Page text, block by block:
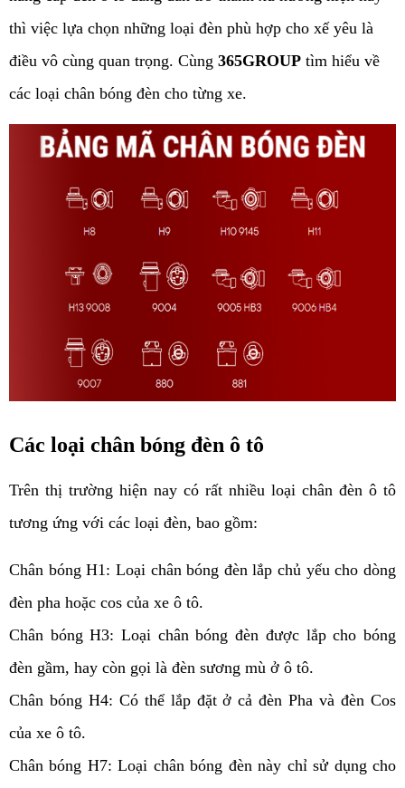
thì việc lựa chọn những loại đèn phù hợp cho xế yêu là
điều vô cùng quan trọng. Cùng 365GROUP tìm hiểu về
các loại chân bóng đèn cho từng xe.
Các loại chân bóng đèn ô tô
Trên thị trường hiện nay có rất nhiều loại chân đèn ô tô
tương ứng với các loại đèn, bao gồm:
Chân bóng H1: Loại chân bóng đèn lắp chủ yếu cho dòng
đèn pha hoặc cos của xe ô tô.
Chân bóng H3: Loại chân bóng đèn được lắp cho bóng
đèn gầm, hay còn gọi là đèn sương mù ở ô tô.
Chân bóng H4: Có thể lắp đặt ở cả đèn Pha và đèn Cos
của xe ô tô.
Chân bóng H7: Loại chân bóng đèn này chỉ sử dụng cho